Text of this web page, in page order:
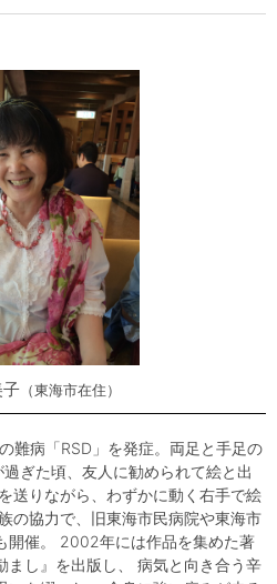
東海市在住
難病「RSD」を発症。両足と手足の
ぎた頃、友人に勧められて絵と出
送りながら、わずかに動く右手で絵
の協力で、旧東海市民病院や東海市
開催。 2002年には作品を集めた著
し』を出版し、 病気と向き合う辛